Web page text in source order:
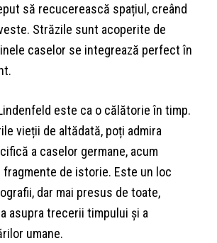
să recucerească spațiul, creând
Străzile sunt acoperite de
caselor se integrează perfect în
este ca o călătorie în timp.
vieții de altădată, poți admira
a caselor germane, acum
de istorie. Este un loc
dar mai presus de toate,
asupra trecerii timpului și a
umane.